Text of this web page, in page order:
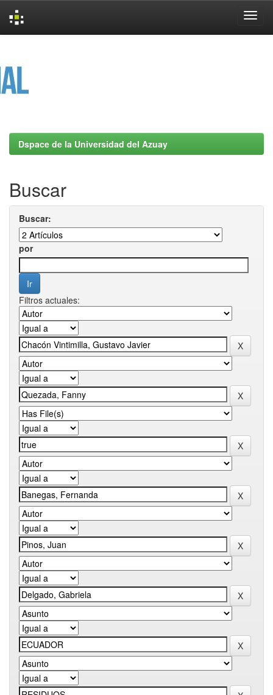
Dspace de la Universidad del Azuay
Buscar
Buscar:
por
Filtros actuales: